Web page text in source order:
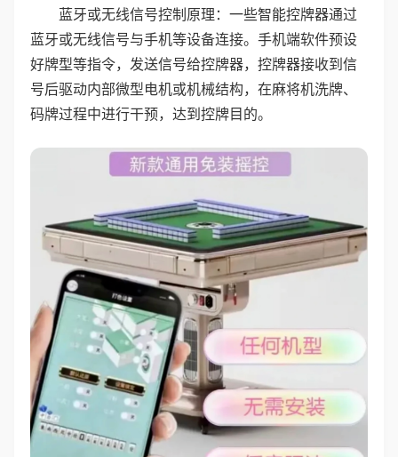
蓝牙或无线信号控制原理：一些智能控牌器通过
蓝牙或无线信号与手机等设备连接。手机端软件预设
好牌型等指令，发送信号给控牌器，控牌器接收到信
号后驱动内部微型电机或机械结构，在麻将机洗牌、
码牌过程中进行干预，达到控牌目的。